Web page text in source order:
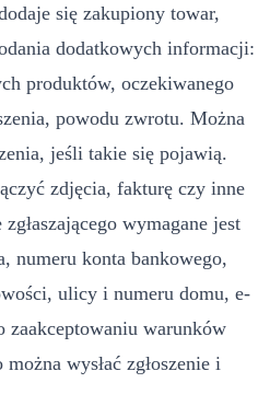
się zakupiony towar,
dodatkowych informacji:
produktów, oczekiwanego
powodu zwrotu. Można
jeśli takie się pojawią.
zdjęcia, fakturę czy inne
wymagane jest
numeru konta bankowego,
ulicy i numeru domu, e-
zaakceptowaniu warunków
wysłać zgłoszenie i